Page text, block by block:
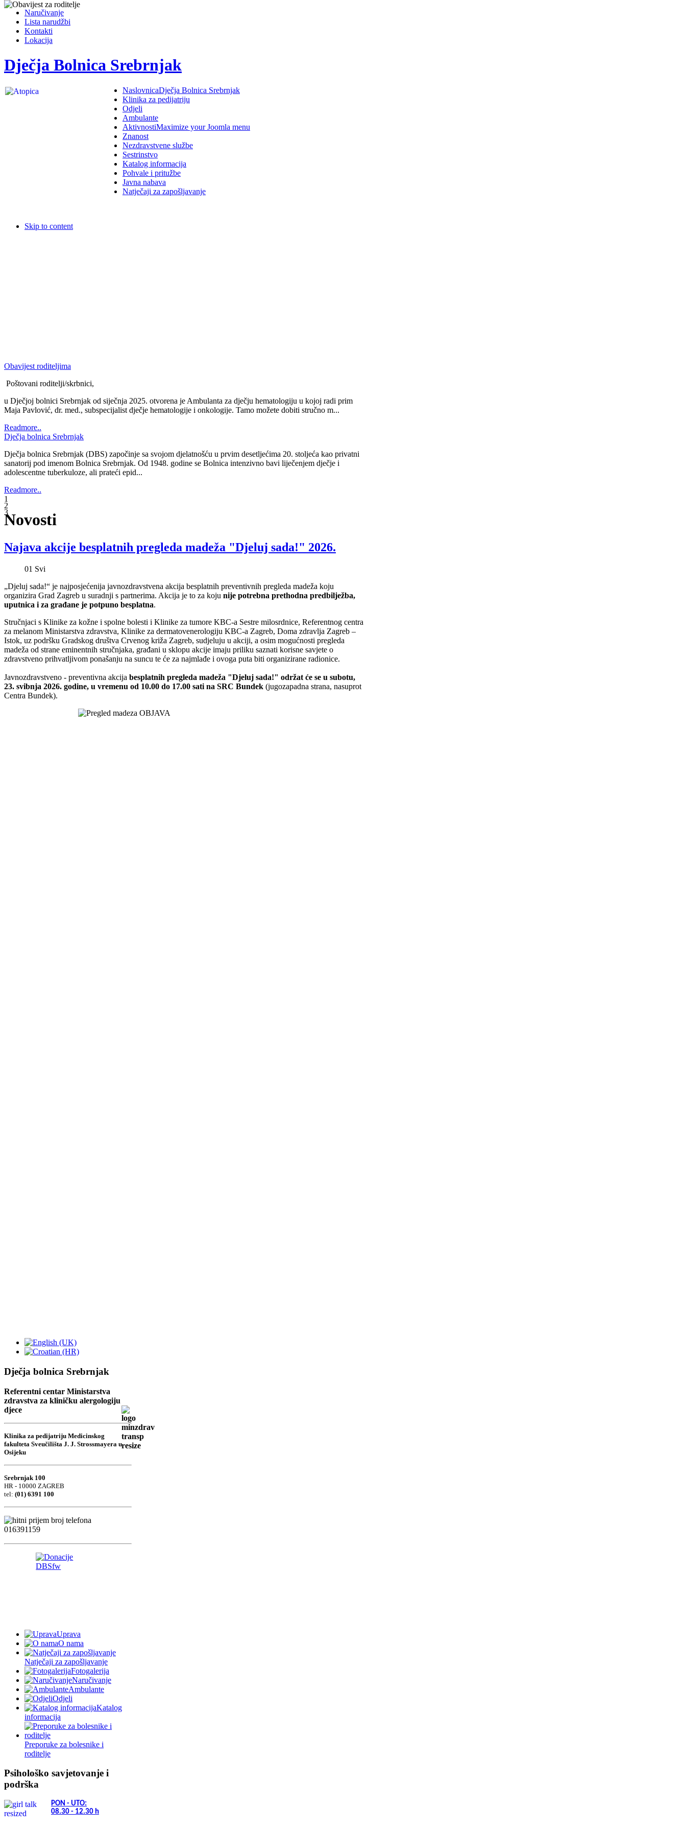
Naručivanje
Lista narudžbi
Kontakti
Lokacija
Dječja Bolnica Srebrnjak
NaslovnicaDječja Bolnica Srebrnjak
Klinika za pedijatriju
Odjeli
Ambulante
AktivnostiMaximize your Joomla menu
Znanost
Nezdravstvene službe
Sestrinstvo
Katalog informacija
Pohvale i pritužbe
Javna nabava
Natječaji za zapošljavanje
Skip to content
Dječja bolnica Srebrnjak
Dječja bolnica Srebrnjak (DBS) započinje sa svojom djelatnošću u prvim desetljećima 20. stoljeća kao privatni
adolescentne tuberkuloze, ali prateći epid...
1
2
3
Novosti
Najava akcije besplatnih pregleda madeža "Djeluj sada!" 2026.
„Djeluj sada!“ je najposjećenija javnozdravstvena akcija besplatnih preventivnih pregleda madeža koju
organizira Grad Zagreb u suradnji s partnerima. Akcija je to za koju
Stručnjaci s Klinike za kožne i spolne bolesti i Klinike za tumore KBC-a Sestre milosrdnice, Referentnog centra
Istok, uz podršku Gradskog društva Crvenog križa Zagreb, sudjeluju u akciji, a osim mogućnosti pregleda
zdravstveno prihvatljivom ponašanju na suncu te će za najmlađe i ovoga puta biti organizirane radionice.
Javnozdravstveno - preventivna akcijabesplatnih pregleda madeža "Djeluj sada!" održat će se u subotu,
Centra Bundek).
zdravstva za kliničku alergologiju
djece
Klinika za pedijatriju Medicinskog
fakulteta Sveučilišta J. J. Strossmayera u
Osijeku
Srebrnjak 100
HR - 10000 ZAGREB
tel:
(01) 6391 100
O nama
Natječaji za zapošljavanje
Fotogalerija
Naručivanje
Ambulante
Odjeli
informacija
Preporuke za bolesnike i
roditelje
podrška
08.30 - 12.30